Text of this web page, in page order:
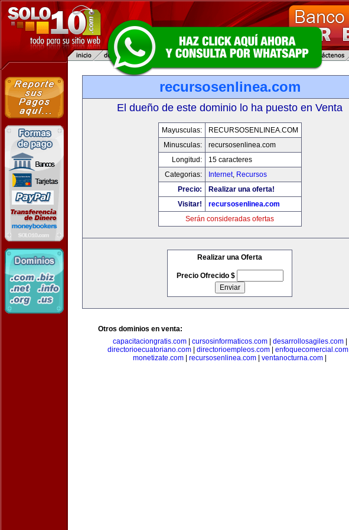
recursosenlinea.com
El dueño de este dominio lo ha puesto en Venta
Mayusculas:
RECURSOSENLINEA.COM
Minusculas:
recursosenlinea.com
Longitud:
15 caracteres
Categorias:
Internet, Recursos
Precio:
Realizar una oferta!
Visitar!
recursosenlinea.com
Serán consideradas ofertas
Realizar una Oferta
Precio Ofrecido $
Otros dominios en venta:
capacitaciongratis.com| cursosinformaticos.com| desarrollosagiles.com|
directorioecuatoriano.com
directorioempleos.com enfoquecomercial.com
monetizate.com
recursosenlinea.com ventanocturna.com